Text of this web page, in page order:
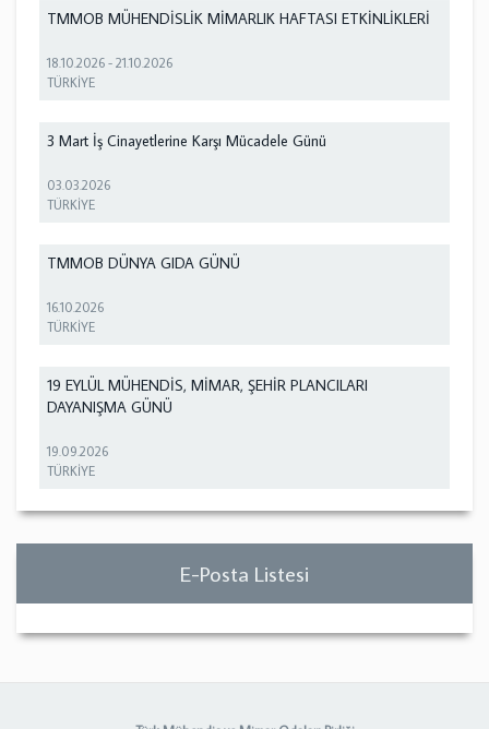
TMMOB MÜHENDİSLİK MİMARLIK HAFTASI ETKİNLİKLERİ
18.10.2026 -21.10.2026
TÜRKİYE
3 Mart İş Cinayetlerine Karşı Mücadele Günü
03.03.2026
TÜRKİYE
TMMOB DÜNYA GIDA GÜNÜ
16.10.2026
TÜRKİYE
19 EYLÜL MÜHENDİS, MİMAR, ŞEHİR PLANCILARI
DAYANIŞMA GÜNÜ
19.09.2026
TÜRKİYE
E-Posta Listesi